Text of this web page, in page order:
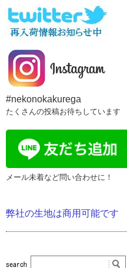
#nekonokakurega
たくさんの投稿お待ちしています
メール未着など問い合わせに！
弊社の生地は商用可能です